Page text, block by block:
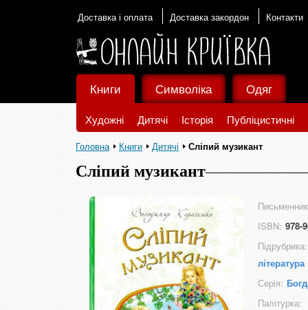
Доставка і оплата Доставка закордон Контакти
Книги
Художні Дитячі Історія Публіцистичні
Символіка Одяг
Головна Книги Дитячі Сліпий музикант
Сліпий музикант
ISBN: 978-
Підрубрика:
література
Серія:
Палітурка: